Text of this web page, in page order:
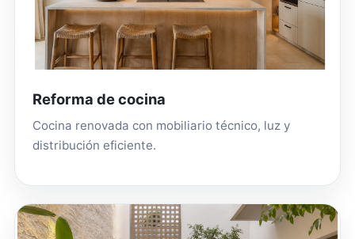
Reforma de cocina
Cocina renovada con mobiliario técnico, luz y
distribución eficiente.